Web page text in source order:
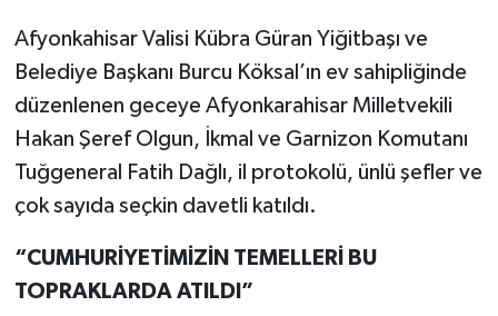
Afyonkahisar Valisi Kübra Güran Yiğitbaşı ve
Belediye Başkanı Burcu Köksal’ın ev sahipliğinde
düzenlenen geceye Afyonkarahisar Milletvekili
Hakan Şeref Olgun, İkmal ve Garnizon Komutanı
Tuğgeneral Fatih Dağlı, il protokolü, ünlü şefler ve
çok sayıda seçkin davetli katıldı.
“CUMHURİYETİMİZİN TEMELLERİ BU
TOPRAKLARDA ATILDI”